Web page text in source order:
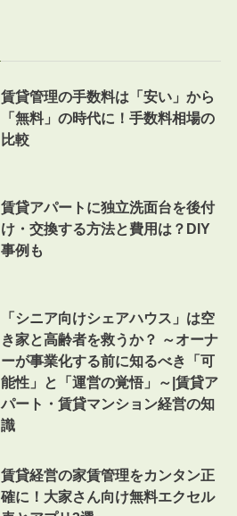
賃貸管理の手数料は「安い」から
「無料」の時代に！手数料相場の
比較
賃貸アパートに独立洗面台を後付
け・交換する方法と費用は？DIY
事例も
「シニア向けシェアハウス」は空
き家と高齢者を救うか？ ～オーナ
ーが事業化する前に知るべき「可
能性」と「運営の覚悟」～|賃貸ア
パート・賃貸マンション経営の知
識
賃貸経営の家賃管理をカンタン正
確に！大家さん向け無料エクセル